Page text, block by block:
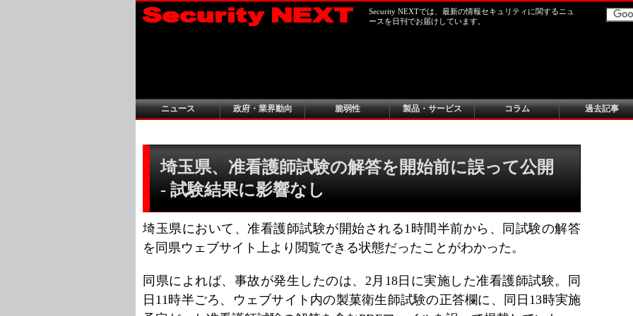
Security NEXTでは、最新の情報セキュリティに関するニュ
ースを日刊でお届けしています。
ニュース 政府・業界動向 脆弱性 製品・サービス コラム 過去記事
埼玉県、准看護師試験の解答を開始前に誤って公開
- 試験結果に影響なし
埼玉県において、准看護師試験が開始される1時間半前から、同試験の解答
を同県ウェブサイト上より閲覧できる状態だったことがわかった。
同県によれば、事故が発生したのは、2月18日に実施した准看護師試験。同
日11時半ごろ、ウェブサイト内の製菓衛生師試験の正答欄に、同日13時実施